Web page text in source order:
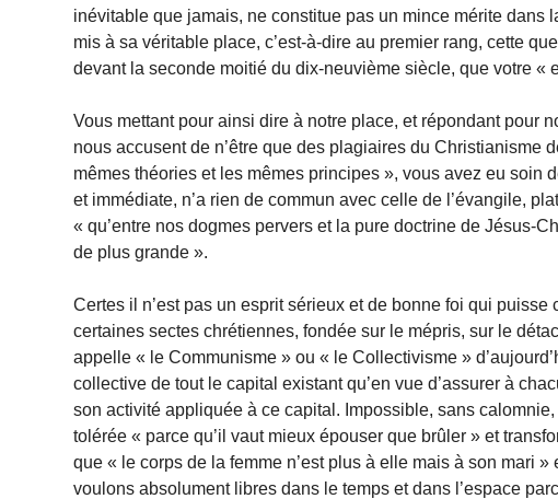
inévitable que jamais, ne constitue pas un mince mérite dans
mis à sa véritable place, c’est-à-dire au premier rang, cette
devant la seconde moitié du dix-neuvième siècle, que votre «
Vous mettant pour ainsi dire à notre place, et répondant pour
nous accusent de n’être que des plagiaires du Christianisme
mêmes théories et les mêmes principes », vous avez eu soin
et immédiate, n’a rien de commun avec celle de l’évangile,
« qu’entre nos dogmes pervers et la pure doctrine de Jésus-
de plus grande ».
Certes il n’est pas un esprit sérieux et de bonne foi qui
certaines sectes chrétiennes, fondée sur le mépris, sur le
appelle « le Communisme » ou « le Collectivisme »
collective de tout le capital existant qu’en vue d’assurer à
son activité appliquée à ce capital. Impossible, sans
tolérée « parce qu’il vaut mieux épouser que brûler » et
que « le corps de la femme n’est plus à elle mais à son mari
voulons absolument libres dans le temps et dans l’espace